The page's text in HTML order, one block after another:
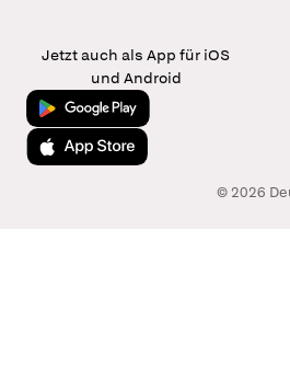
Jetzt auch als App für iOS
und Android
Jetzt bei Google Play
Laden im App Store
© 2026